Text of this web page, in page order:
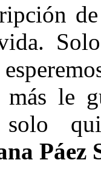
le
solo
Páez